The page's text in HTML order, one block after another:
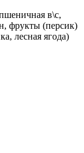
в\с,
фрукты (персик)
лесная ягода)